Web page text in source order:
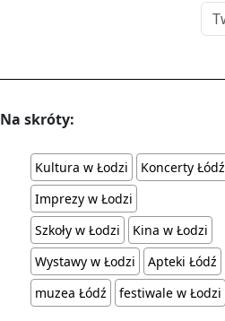
Na skróty:
Kultura w Łodzi
Koncerty Łódź
Imprezy w Łodzi
Szkoły w Łodzi
Kina w Łodzi
Wystawy w Łodzi
Apteki Łódź
muzea Łódź
festiwale w Łodzi